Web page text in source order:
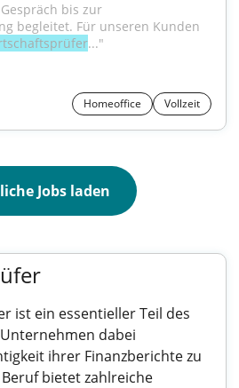
bis zur
begleitet. Für unseren Kunden
..."
Homeoffice Vollzeit
Jobs laden
ist ein essentieller Teil des
dabei
ihrer Finanzberichte zu
bietet zahlreiche